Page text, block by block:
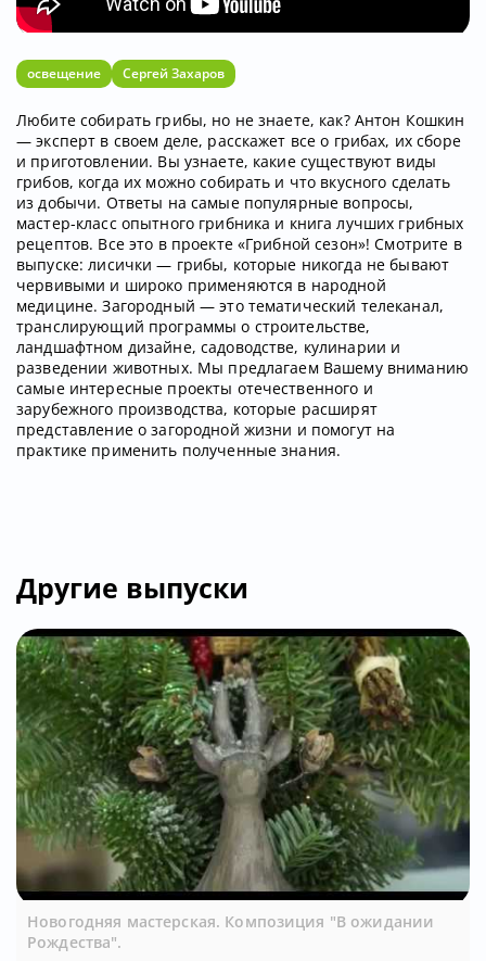
освещение Сергей Захаров
Любите собирать грибы, но не знаете, как? Антон Кошкин
— эксперт в своем деле, расскажет все о грибах, их сборе
и приготовлении. Вы узнаете, какие существуют виды
грибов, когда их можно собирать и что вкусного сделать
из добычи. Ответы на самые популярные вопросы,
мастер-класс опытного грибника и книга лучших грибных
рецептов. Все это в проекте «Грибной сезон»! Смотрите в
выпуске: лисички — грибы, которые никогда не бывают
червивыми и широко применяются в народной
медицине. Загородный — это тематический телеканал,
транслирующий программы о строительстве,
ландшафтном дизайне, садоводстве, кулинарии и
разведении животных. Мы предлагаем Вашему вниманию
самые интересные проекты отечественного и
зарубежного производства, которые расширят
представление о загородной жизни и помогут на
практике применить полученные знания.
Другие выпуски
Новогодняя мастерская. Композиция "В ожидании
Рождества".